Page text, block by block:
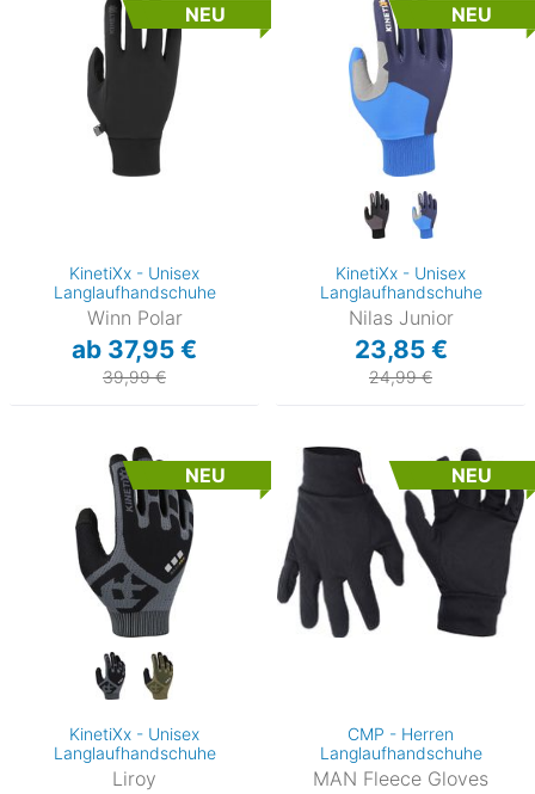
NEU
KinetiXx - Unisex
Langlaufhandschuhe
Winn Polar
ab 37,95 €
39,99 €
NEU
KinetiXx - Unisex
Langlaufhandschuhe
Nilas Junior
23,85 €
24,99 €
NEU
KinetiXx - Unisex
Langlaufhandschuhe
Liroy
NEU
CMP - Herren
Langlaufhandschuhe
MAN Fleece Gloves